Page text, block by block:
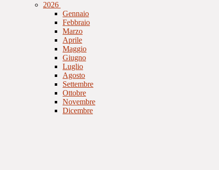
2026
Gennaio
Febbraio
Marzo
Aprile
Maggio
Giugno
Luglio
Agosto
Settembre
Ottobre
Novembre
Dicembre